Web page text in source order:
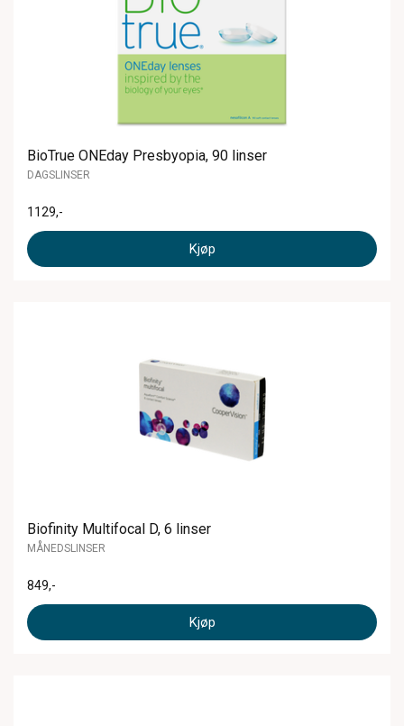
BioTrue ONEday Presbyopia, 90 linser
DAGSLINSER
1129,-
Kjøp
Biofinity Multifocal D, 6 linser
MÅNEDSLINSER
849,-
Kjøp